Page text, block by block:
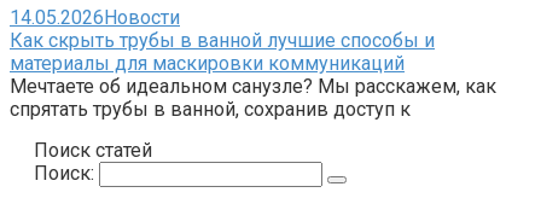
14.05.2026Новости
Как скрыть трубы в ванной лучшие способы и
материалы для маскировки коммуникаций
Мечтаете об идеальном санузле? Мы расскажем, как
спрятать трубы в ванной, сохранив доступ к
Поиск статей
Поиск: